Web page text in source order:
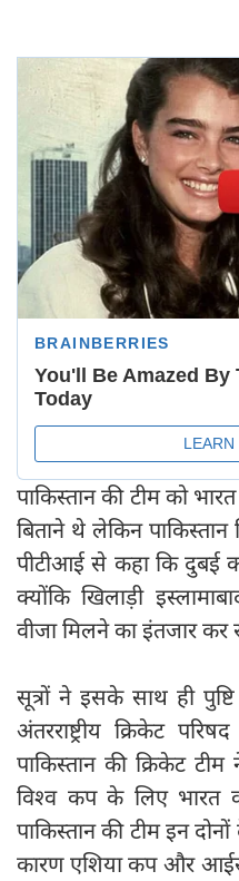
पाकिस्तान की टीम को
बिताने थे लेकिन पाकिस्तान
पीटीआई से कहा कि दुबई
क्योंकि खिलाड़ी
वीजा मिलने का इंतजार कर
सूत्रों ने इसके साथ ही
अंतरराष्ट्रीय क्रिकेट
पाकिस्तान की क्रिकेट
विश्व कप के लिए भारत
पाकिस्तान की टीम इन
कारण एशिया कप और